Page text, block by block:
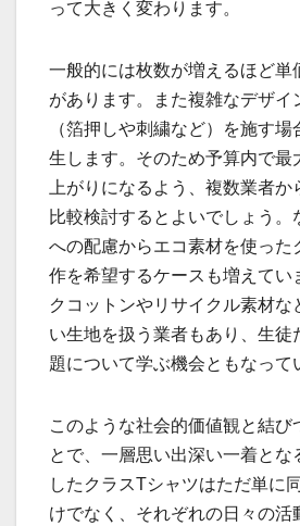
って大きく変わります。
一般的には枚数が増えるほど単
があります。また複雑なデザイ
（箔押しや刺繍など）を施す
生します。そのため予算内で最
上がりになるよう、複数業者か
比較検討するとよいでしょう。
への配慮からエコ素材を使った
作を希望するケースも増えてい
クコットンやリサイクル素材な
い生地を扱う業者もあり、生徒
題について学ぶ機会ともなって
このような社会的価値観と結び
とで、一層思い出深い一着とな
したクラスTシャツはただ単に
けでなく、それぞれの日々の活